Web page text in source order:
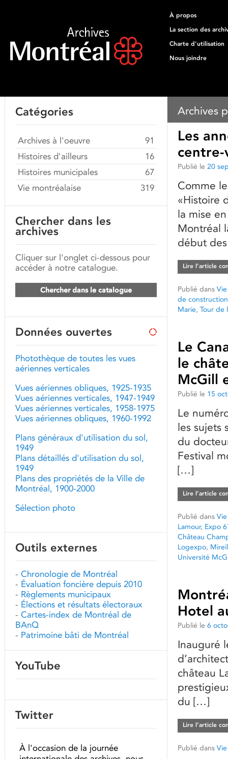
À propos
La section des
Charte d'utilisation
Nous joindre
Archives
Les
Publié le 20
Comme
«Histoire
la mise
Montréal
début
Lire l’article
Publié dans
de construction
Marie, Tour de
Le
le
McGill
Publié le 15
Le
les sujets
du
Festival
[…]
Lire l’article
Publié dans
Lamour, Expo
Château
Logexpo,
Université
Hotel
Publié le 6
Inauguré
château
du […]
Lire l’article
Publié dans
Catégories
Archives à l'oeuvre
91
Histoires d'ailleurs
16
Histoires municipales
67
Vie montréalaise
319
Chercher dans les
archives
Cliquer sur l'onglet ci-dessous pour
accéder à notre catalogue.
Chercher dans le catalogue
Données ouvertes
Photothèque de toutes les vues
aériennes verticales
Vues aériennes obliques, 1925-1935
Vues aériennes verticales, 1947-1949
Vues aériennes verticales, 1958-1975
Vues aériennes obliques, 1960-1992
Plans généraux d'utilisation du sol,
1949
Plans détaillés d'utilisation du sol,
1949
Plans des propriétés de la Ville de
Montréal, 1900-2000
Sélection photo
Outils externes
- Chronologie de Montréal
- Évaluation foncière depuis 2010
- Règlements municipaux
- Élections et résultats électoraux
- Cartes-index de Montréal de
BAnQ
- Patrimoine bâti de Montréal
YouTube
Twitter
À l'occasion de la journée